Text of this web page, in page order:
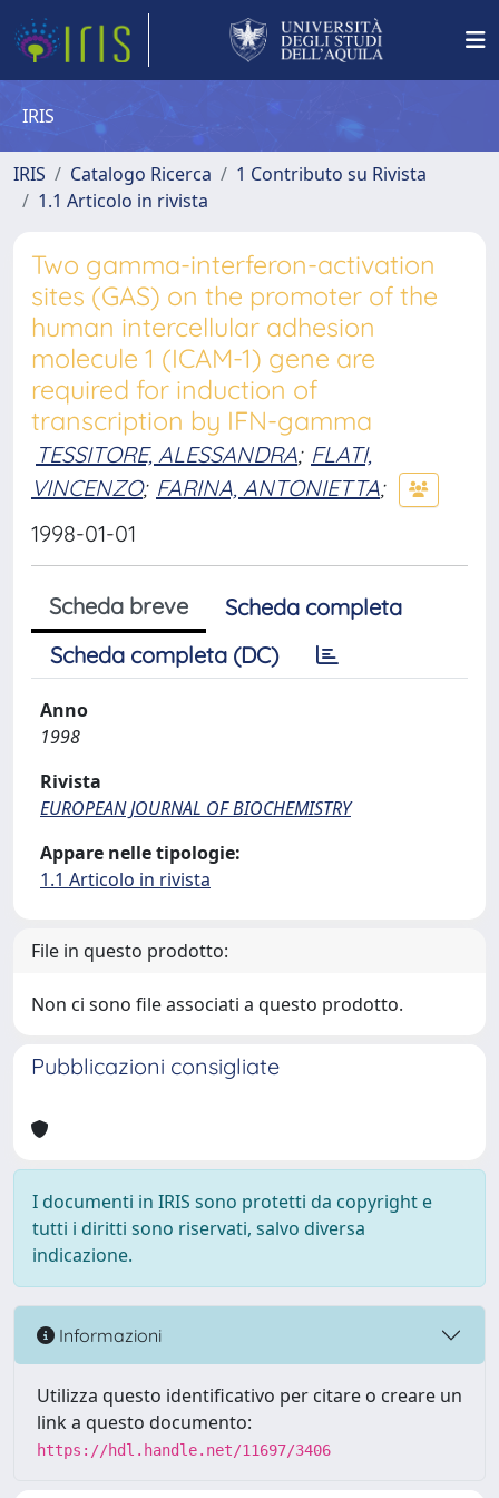
IRIS
IRIS Catalogo Ricerca
1 Contributo su Rivista
1.1 Articolo in rivista
Two gamma-interferon-activation
sites (GAS) on the promoter of the
human intercellular adhesion
molecule 1 (ICAM-1) gene are
required for induction of
transcription by IFN-gamma
TESSITORE, ALESSANDRA; FLATI,
VINCENZO; FARINA, ANTONIETTA;
1998-01-01
Scheda breve
Scheda completa
Scheda completa (DC)
Anno
1998
Rivista
EUROPEAN JOURNAL OF BIOCHEMISTRY
Appare nelle tipologie:
1.1 Articolo in rivista
File in questo prodotto:
Non ci sono file associati a questo prodotto.
Pubblicazioni consigliate
I documenti in IRIS sono protetti da copyright e
tutti i diritti sono riservati, salvo diversa
indicazione.
Informazioni
Utilizza questo identificativo per citare o creare un
link a questo documento:
https://hdl.handle.net/11697/3406